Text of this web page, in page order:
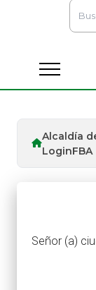
Alcaldía
LoginFBA
Señor (a)